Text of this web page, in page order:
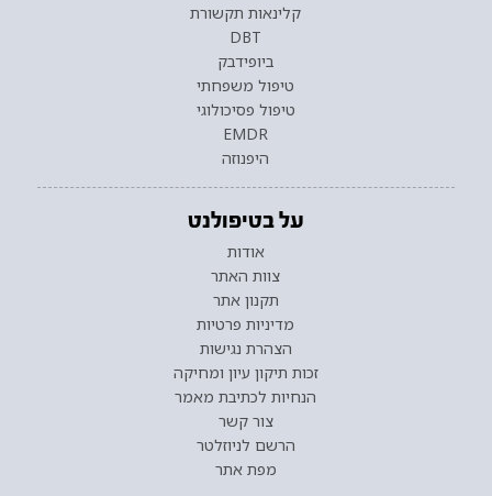
קלינאות תקשורת
DBT
ביופידבק
טיפול משפחתי
טיפול פסיכולוגי
EMDR
היפנוזה
על בטיפולנט
אודות
צוות האתר
תקנון אתר
מדיניות פרטיות
הצהרת נגישות
זכות תיקון עיון ומחיקה
הנחיות לכתיבת מאמר
צור קשר
הרשם לניוזלטר
מפת אתר